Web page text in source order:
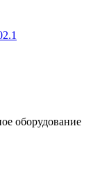
оборудование